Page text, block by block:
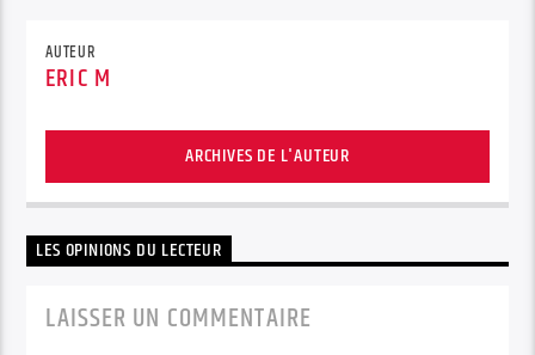
AUTEUR
ERIC M
ARCHIVES DE L'AUTEUR
LES OPINIONS DU LECTEUR
LAISSER UN COMMENTAIRE